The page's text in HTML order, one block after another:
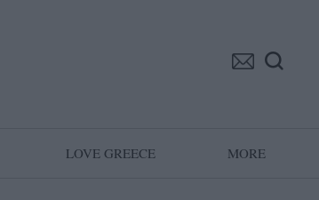
LOVE GREECE MORE